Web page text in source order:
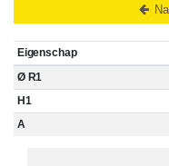
Eigenschap
Ø R1
H1
A